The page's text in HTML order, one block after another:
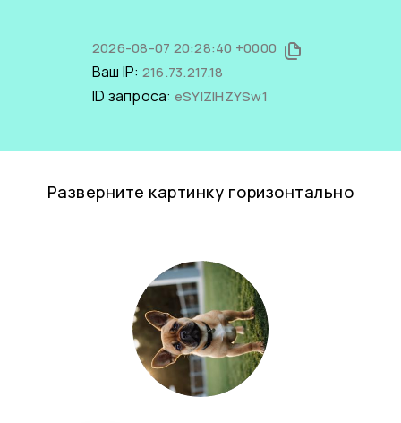
2026-08-07 20:28:40 +0000
Ваш IP: 216.73.217.18
ID запроса: eSYlZlHZYSw1
Разверните картинку горизонтально